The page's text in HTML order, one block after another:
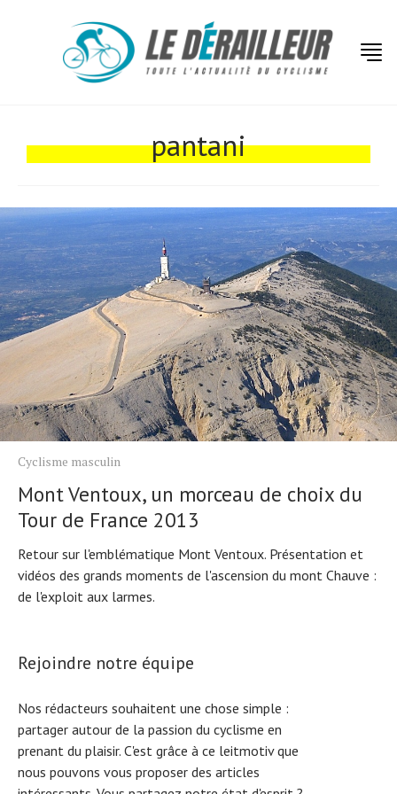
pantani
Cyclisme masculin
Mont Ventoux, un morceau de choix du
Tour de France 2013
Retour sur l'emblématique Mont Ventoux. Présentation et
vidéos des grands moments de l'ascension du mont Chauve :
de l'exploit aux larmes.
Rejoindre notre équipe
Nos rédacteurs souhaitent une chose simple :
partager autour de la passion du cyclisme en
prenant du plaisir. C'est grâce à ce leitmotiv que
nous pouvons vous proposer des articles
Tests de produits
Tendances
Tous nos articles
À propos